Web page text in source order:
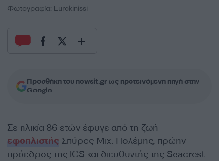
Φωτογραφία: Eurokinissi
Προσθήκη του newsit.gr ως προτεινόμενη πηγή στην
Google
Σε ηλικία 86 ετών έφυγε από τη ζωή
εφοπλιστής Σπύρος Μιχ. Πολέμης, πρώην
πρόεδρος της ICS και διευθυντής της Seacrest